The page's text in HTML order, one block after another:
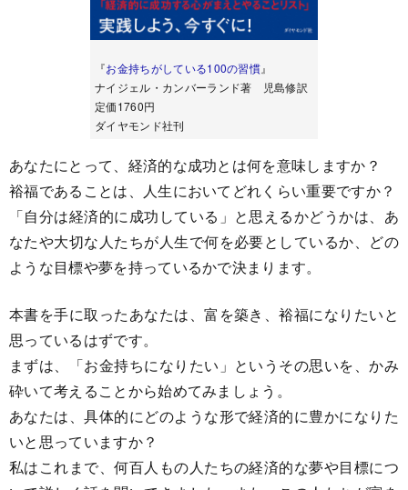
『お金持ちがしている100の習慣』
ナイジェル・カンバーランド著 児島修訳
定価1760円
ダイヤモンド社刊
あなたにとって、経済的な成功とは何を意味しますか？
裕福であることは、人生においてどれくらい重要ですか？
「自分は経済的に成功している」と思えるかどうかは、あ
なたや大切な人たちが人生で何を必要としているか、どの
ような目標や夢を持っているかで決まります。
本書を手に取ったあなたは、富を築き、裕福になりたいと
思っているはずです。
まずは、「お金持ちになりたい」というその思いを、かみ
砕いて考えることから始めてみましょう。
あなたは、具体的にどのような形で経済的に豊かになりた
いと思っていますか？
私はこれまで、何百人もの人たちの経済的な夢や目標につ